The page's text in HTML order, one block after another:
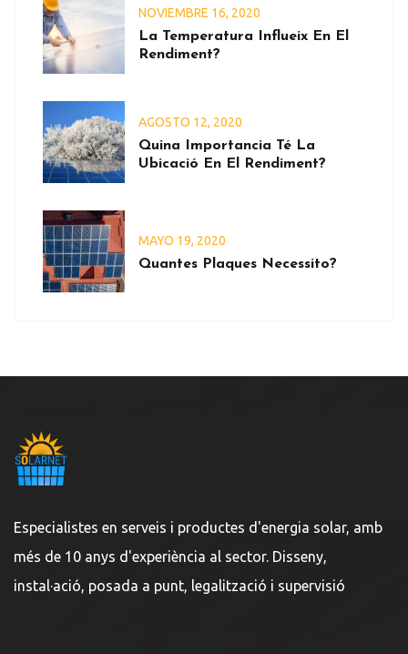
NOVIEMBRE 16, 2020
La Temperatura Influeix En El
Rendiment?
AGOSTO 12, 2020
Quina Importancia Té La
Ubicació En El Rendiment?
MAYO 19, 2020
Quantes Plaques Necessito?
Especialistes en serveis i productes d'energia solar, amb
més de 10 anys d'experiència al sector. Disseny,
instal·ació, posada a punt, legalització i supervisió